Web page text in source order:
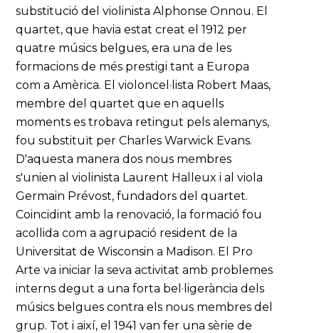
substitució del violinista Alphonse Onnou. El
quartet, que havia estat creat el 1912 per
quatre músics belgues, era una de les
formacions de més prestigi tant a Europa
com a Amèrica. El violoncel·lista Robert Maas,
membre del quartet que en aquells
moments es trobava retingut pels alemanys,
fou substituït per Charles Warwick Evans.
D'aquesta manera dos nous membres
s'unien al violinista Laurent Halleux i al viola
Germain Prévost, fundadors del quartet.
Coincidint amb la renovació, la formació fou
acollida com a agrupació resident de la
Universitat de Wisconsin a Madison. El Pro
Arte va iniciar la seva activitat amb problemes
interns degut a una forta bel·ligerància dels
músics belgues contra els nous membres del
grup. Tot i així, el 1941 van fer una sèrie de